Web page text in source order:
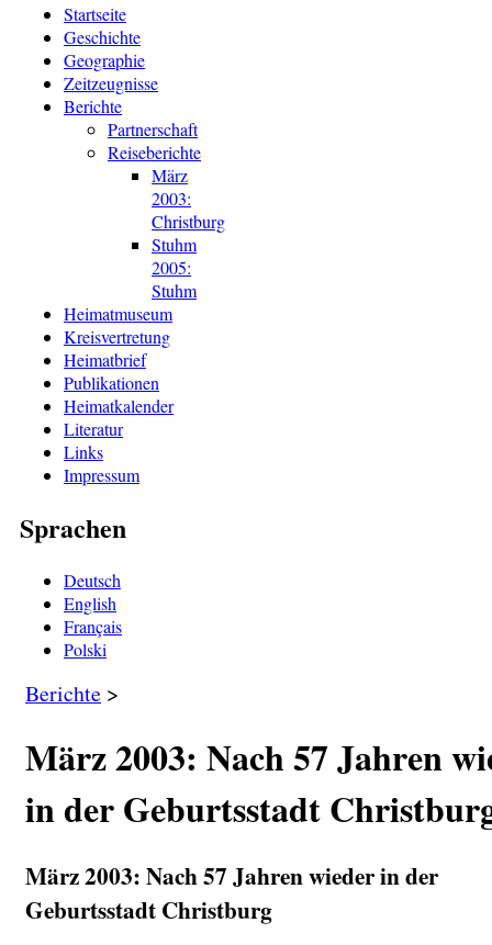
Startseite
Geschichte
Geographie
Zeitzeugnisse
Berichte
Partnerschaft
Reiseberichte
März
2003:
Christburg
Stuhm
2005:
Stuhm
Heimatmuseum
Kreisvertretung
Heimatbrief
Publikationen
Heimatkalender
Literatur
Links
Impressum
Sprachen
Deutsch
English
Français
Polski
Berichte >
März 2003: Nach 57 Jahren
in der Geburtsstadt
März 2003: Nach 57 Jahren wieder in der
Geburtsstadt Christburg